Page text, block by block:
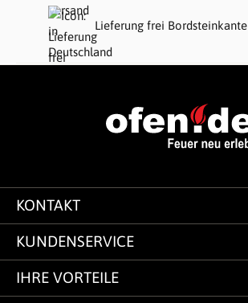
Lieferung frei Bordsteinkante
KONTAKT
KUNDENSERVICE
IHRE VORTEILE